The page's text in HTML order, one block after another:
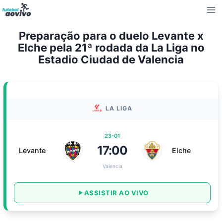
Pular
para
Conteúdo
Preparação para o duelo Levante x
Elche pela 21ª rodada da La Liga no
Estadio Ciudad de Valencia
LA LIGA
Levante
23-01
17:00
Valencia
Elche
ASSISTIR AO VIVO